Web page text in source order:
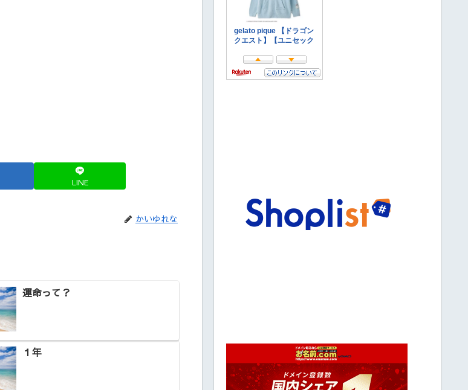
LINE
かいゆれな
運命って？
１年